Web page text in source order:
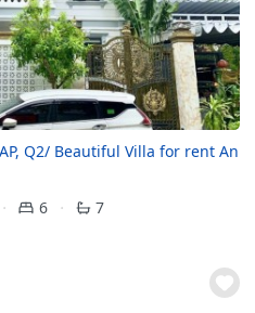
Q2/ Beautiful Villa for rent An
6
7